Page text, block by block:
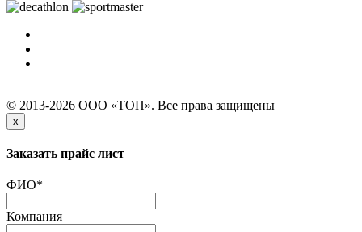
© 2013-2026 ООО «ТОП». Все права защищены
x
Заказать прайс лист
ФИО*
Компания